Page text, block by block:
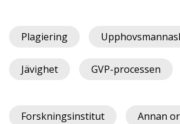
Plagiering
Jävighet GVP-processen
Forskningsinstitut Annan